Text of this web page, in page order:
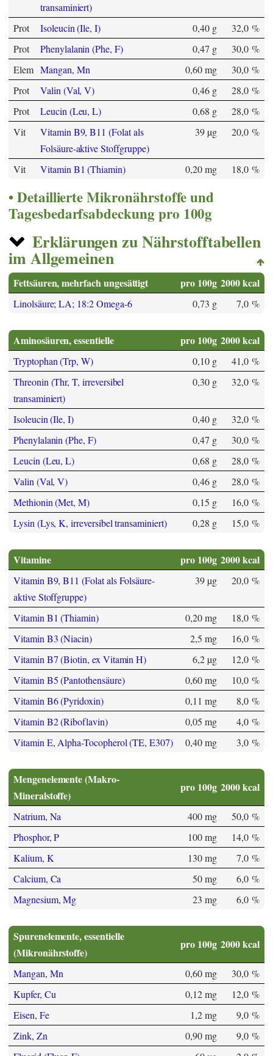
transaminiert)
Prot Isoleucin (Ile, I) 0,40 g
32,0 %
Prot
Phenylalanin (Phe, F) 0,47 g
30,0 %
Elem Mangan, Mn 0,60 mg
30,0 %
Prot
Valin (Val, V) 0,46 g
28,0 %
Prot
Leucin (Leu, L) 0,68 g
28,0 %
Vit
Vitamin B9, B11 (Folat als
Folsäure-aktive Stoffgruppe)
39 µg 20,0 %
Vit Vitamin B1 (Thiamin) 0,20 mg 18,0 %
Detaillierte Mikronährstoffe und
Tagesbedarfsabdeckung pro 100g
Erklärungen zu Nährstofftabellen
im Allgemeinen
Fettsäuren, mehrfach ungesättigt pro 100g 2000 kcal
Linolsäure; LA; 18:2 Omega-6 0,73 g 7,0 %
Aminosäuren, essentielle pro 100g 2000 kcal
Tryptophan (Trp, W) 0,10 g
41,0 %
Threonin (Thr, T, irreversibel
transaminiert)
0,30 g 32,0 %
Isoleucin (Ile, I) 0,40 g
32,0 %
Phenylalanin (Phe, F)
0,47 g
30,0 %
Leucin (Leu, L)
0,68 g
28,0 %
Valin (Val, V)
0,46 g
28,0 %
Methionin (Met, M)
0,15 g
16,0 %
Lysin (Lys, K, irreversibel transaminiert)
0,28 g 15,0 %
Vitamine pro 100g 2000 kcal
Vitamin B9, B11 (Folat als Folsäure-
aktive Stoffgruppe)
39 µg 20,0 %
Vitamin B1 (Thiamin) 0,20 mg
18,0 %
Vitamin B3 (Niacin)
2,5 mg
16,0 %
Vitamin B7 (Biotin, ex Vitamin H)
6,2 µg
12,0 %
Vitamin B5 (Pantothensäure)
0,60 mg
10,0 %
Vitamin B6 (Pyridoxin)
0,11 mg
8,0 %
Vitamin B2 (Riboflavin)
0,05 mg
4,0 %
Vitamin E, Alpha-Tocopherol (TE, E307)
0,40 mg 3,0 %
Mengenelemente (Makro-
Mineralstoffe)
pro 100g 2000 kcal
Natrium, Na 400 mg
50,0 %
Phosphor, P
100 mg
14,0 %
Kalium, K
130 mg
7,0 %
Calcium, Ca
50 mg
6,0 %
Magnesium, Mg
23 mg 6,0 %
Spurenelemente, essentielle
(Mikronährstoffe)
pro 100g 2000 kcal
Mangan, Mn 0,60 mg
30,0 %
Kupfer, Cu
0,12 mg
12,0 %
Eisen, Fe
1,2 mg
9,0 %
Zink, Zn
0,90 mg
9,0 %